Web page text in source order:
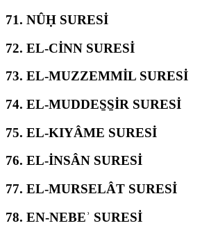
71. NÛḤ SURESİ
72. EL-CİNN SURESİ
73. EL-MUZZEMMİL SURESİ
74. EL-MUDDES̱S̱İR SURESİ
75. EL-KIYÂME SURESİ
76. EL-İNSÂN SURESİ
77. EL-MURSELÂT SURESİ
78. EN-NEBEʾ SURESİ